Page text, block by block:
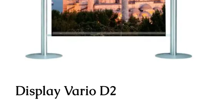
Display Vario D2